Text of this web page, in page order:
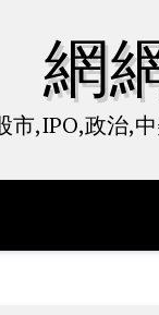
網
市,IPO,政治,